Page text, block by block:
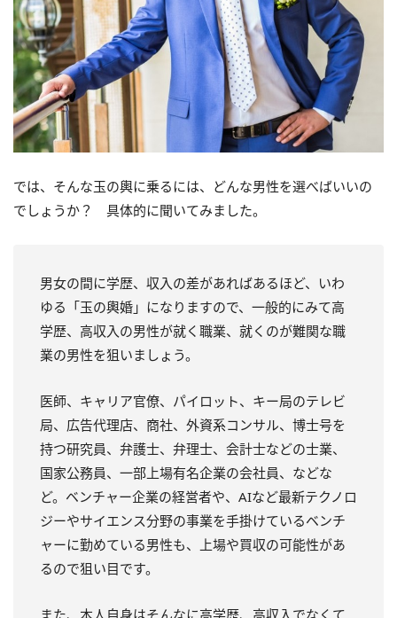
では、そんな玉の輿に乗るには、どんな男性を選べばいいの
でしょうか？ 具体的に聞いてみました。
男女の間に学歴、収入の差があればあるほど、いわ
ゆる「玉の輿婚」になりますので、一般的にみて高
学歴、高収入の男性が就く職業、就くのが難関な職
業の男性を狙いましょう。
医師、キャリア官僚、パイロット、キー局のテレビ
局、広告代理店、商社、外資系コンサル、博士号を
持つ研究員、弁護士、弁理士、会計士などの士業、
国家公務員、一部上場有名企業の会社員、などな
ど。ベンチャー企業の経営者や、AIなど最新テクノロ
ジーやサイエンス分野の事業を手掛けているベンチ
ャーに勤めている男性も、上場や買収の可能性があ
るので狙い目です。
また、本人自身はそんなに高学歴、高収入でなくて